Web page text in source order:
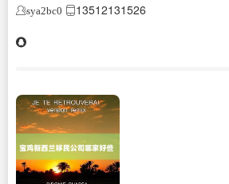
sya2bc0 13512131526